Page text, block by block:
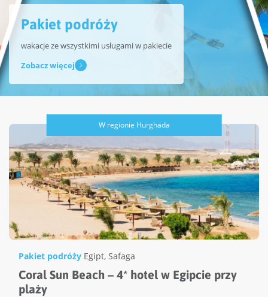
Pakiet podróży
wakacje ze wszystkimi usługami w pakiecie
Zobacz więcej
W regionie Hurghada
Pakiet podróży Egipt, Safaga
Coral Sun Beach – 4* hotel w Egipcie przy
plaży